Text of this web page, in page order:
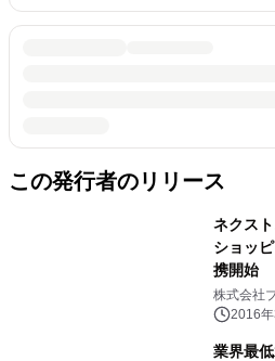
この発行者のリリース
ネクス
ショッ
携開始
販売開
株式会社
2016
業界最